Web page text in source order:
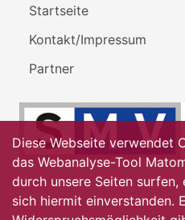
Startseite
Kontakt/Impressum
Partner
Diese Webseite verwendet
das Webanalyse-Tool
durch unsere Seiten surfen,
sich hiermit einverstanden.